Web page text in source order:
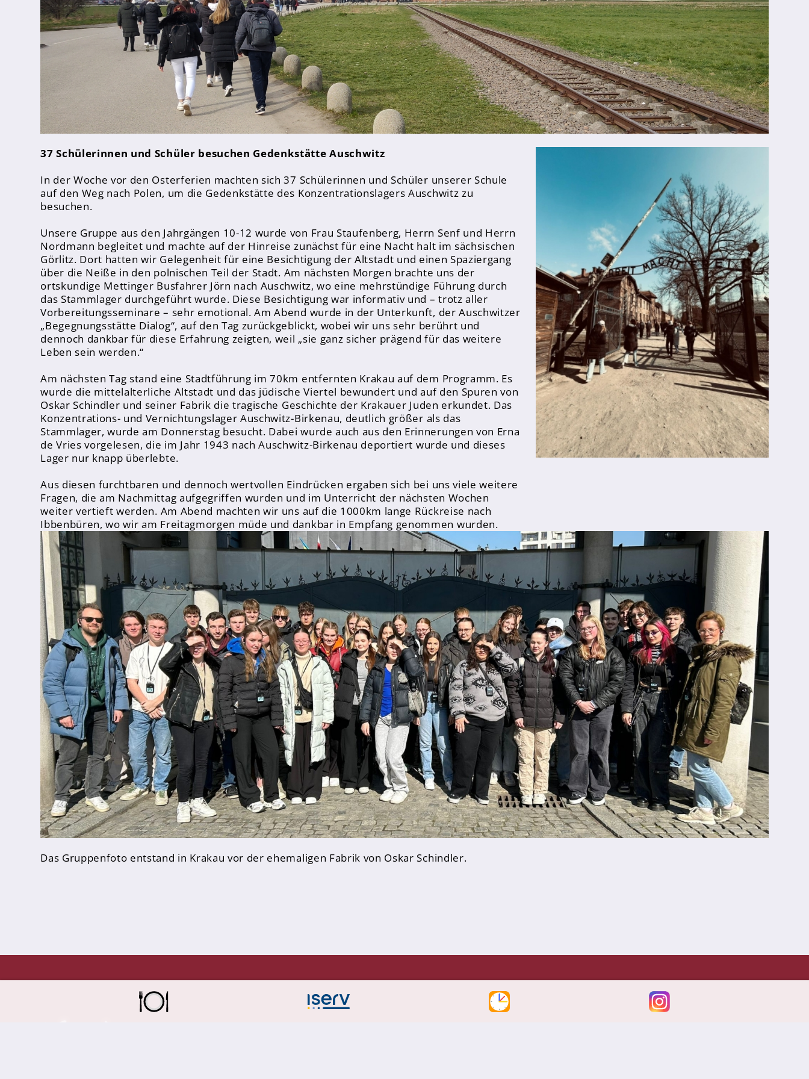
Sporthelfer*innen
Sanitätsdienst
Elternvertreter*innen
Mitarbeiter*innen
Sekretär*innen
Hausmeister
Lehrer*innen Ausbildung
Praktika und Praxissemester
Referendariat
Abschlüsse
Englisch
Spanisch
Niederländisch
MINT
Naturwissenschaften
Informatik
Differenzierung
Inklusion
Fächer
Berufsorientierung
Anprechpartner
Konzept für die Berufsberatung in den Jahrgängen 7 - 10
Berufsberatung
Kooperationspartner
Bilingualer Unterricht
Laufbahn und Abschlüsse
FHR und Abitur
Qualifikationsphase
Studium und Beruf
Infos & Downloads
37 Schülerinnen und Schüler besuchen Gedenkstätte Auschwitz
In der Woche vor den Osterferien machten sich 37 Schülerinnen und Schüler unserer Schule
auf den Weg nach Polen, um die Gedenkstätte des Konzentrationslagers Auschwitz zu
besuchen.
Unsere Gruppe aus den Jahrgängen 10-12 wurde von Frau Staufenberg, Herrn Senf und Herrn
Nordmann begleitet und machte auf der Hinreise zunächst für eine Nacht halt im sächsischen
Görlitz. Dort hatten wir Gelegenheit für eine Besichtigung der Altstadt und einen Spaziergang
über die Neiße in den polnischen Teil der Stadt. Am nächsten Morgen brachte uns der
ortskundige Mettinger Busfahrer Jörn nach Auschwitz, wo eine mehrstündige Führung durch
das Stammlager durchgeführt wurde. Diese Besichtigung war informativ und – trotz aller
Vorbereitungsseminare – sehr emotional. Am Abend wurde in der Unterkunft, der Auschwitzer
„Begegnungsstätte Dialog“, auf den Tag zurückgeblickt, wobei wir uns sehr berührt und
dennoch dankbar für diese Erfahrung zeigten, weil „sie ganz sicher prägend für das weitere
Leben sein werden.“
Am nächsten Tag stand eine Stadtführung im 70km entfernten Krakau auf dem Programm. Es
wurde die mittelalterliche Altstadt und das jüdische Viertel bewundert und auf den Spuren von
Oskar Schindler und seiner Fabrik die tragische Geschichte der Krakauer Juden erkundet. Das
Konzentrations- und Vernichtungslager Auschwitz-Birkenau, deutlich größer als das
Stammlager, wurde am Donnerstag besucht. Dabei wurde auch aus den Erinnerungen von Erna
de Vries vorgelesen, die im Jahr 1943 nach Auschwitz-Birkenau deportiert wurde und dieses
Lager nur knapp überlebte.
Aus diesen furchtbaren und dennoch wertvollen Eindrücken ergaben sich bei uns viele weitere
Fragen, die am Nachmittag aufgegriffen wurden und im Unterricht der nächsten Wochen
weiter vertieft werden. Am Abend machten wir uns auf die 1000km lange Rückreise nach
Ibbenbüren, wo wir am Freitagmorgen müde und dankbar in Empfang genommen wurden.
Das Gruppenfoto entstand in Krakau vor der ehemaligen Fabrik von Oskar Schindler.